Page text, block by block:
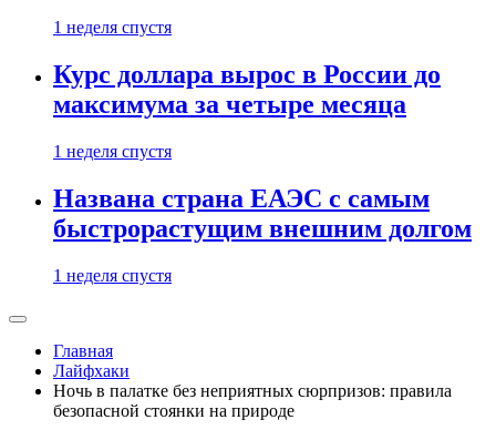
1 неделя спустя
Курс доллара вырос в России до
максимума за четыре месяца
1 неделя спустя
Названа страна ЕАЭС с самым
быстрорастущим внешним долгом
1 неделя спустя
Главная
Лайфхаки
Ночь в палатке без неприятных сюрпризов: правила
безопасной стоянки на природе